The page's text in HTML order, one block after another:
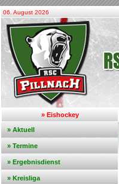
06. August 2026
» Eishockey
» Aktuell
» Termine
» Ergebnisdienst
» Kreisliga